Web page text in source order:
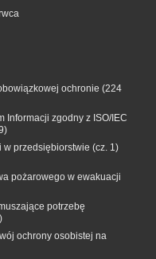
ochronie (224
Informacji zgodny z ISO/IEC
przedsiębiorstwie (cz. 1)
pożarowego w ewakuacji
potrzebę
ochrony osobistej na